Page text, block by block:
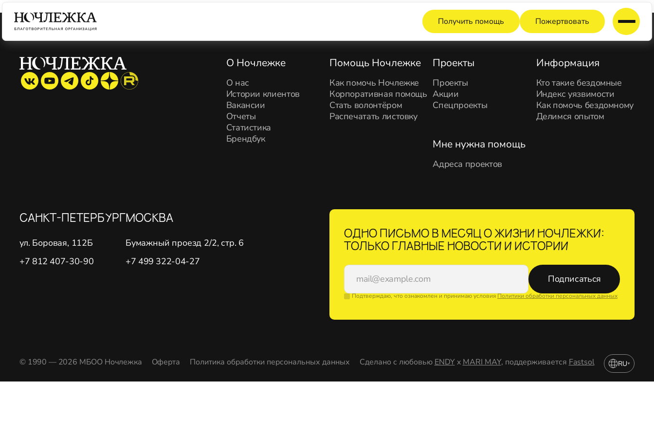
Получить помощь Пожертвовать
О Ночлежке
О нас
Истории клиентов
Вакансии
Отчеты
Статистика
Брендбук
Помощь Ночлежке
Как помочь Ночлежке
Корпоративная помощь
Стать волонтёром
Распечатать листовку
Проекты
Проекты
Акции
Спецпроекты
Информация
Кто такие бездомные
Индекс уязвимости
Как помочь бездомному
Делимся опытом
Мне нужна помощь
Адреса проектов
САНКТ-ПЕТЕРБУРГ
ул. Боровая, 112Б
+7 812 407-30-90
МОСКВА
Бумажный проезд 2/2, стр. 6
+7 499 322-04-27
ОДНО ПИСЬМО В МЕСЯЦ О ЖИЗНИ НОЧЛЕЖКИ:
ТОЛЬКО ГЛАВНЫЕ НОВОСТИ И ИСТОРИИ
Подписаться
Подтверждаю, что ознакомлен и принимаю условияПолитики обработки персональных данных
© 1990 — 2026 МБОО Ночлежка Оферта Политика обработки персональных данных Сделано с любовью ENDY x MARI MAY, поддерживается Fastsol RU